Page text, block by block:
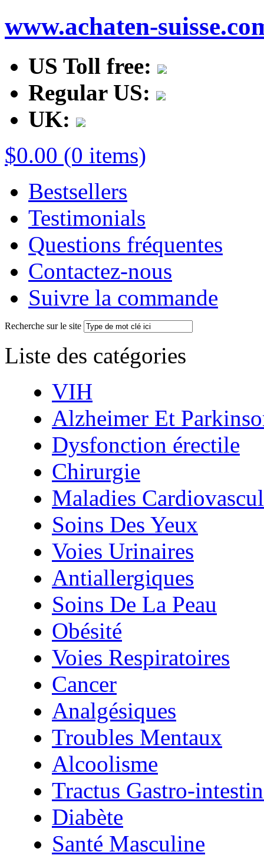
www.achaten-
US Toll free:
Regular US:
UK:
$0.00 (0 items)
Bestsellers
Testimonials
Questions fréquentes
Contactez-nous
Suivre la commande
Recherche sur le site
Liste des catégories
VIH
Alzheimer Et
Dysfonction érectile
Chirurgie
Maladies
Soins Des Yeux
Voies Urinaires
Antiallergiques
Soins De La Peau
Obésité
Voies Respiratoires
Cancer
Analgésiques
Troubles Mentaux
Alcoolisme
Tractus Gastro-
Diabète
Santé Masculine